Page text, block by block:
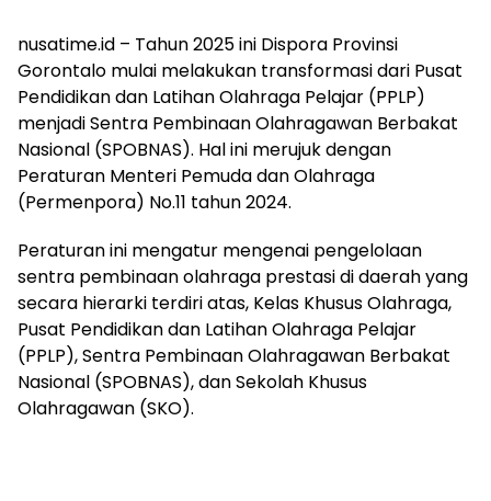
nusatime.id – Tahun 2025 ini Dispora Provinsi
Gorontalo mulai melakukan transformasi dari Pusat
Pendidikan dan Latihan Olahraga Pelajar (PPLP)
menjadi Sentra Pembinaan Olahragawan Berbakat
Nasional (SPOBNAS). Hal ini merujuk dengan
Peraturan Menteri Pemuda dan Olahraga
(Permenpora) No.11 tahun 2024.
Peraturan ini mengatur mengenai pengelolaan
sentra pembinaan olahraga prestasi di daerah yang
secara hierarki terdiri atas, Kelas Khusus Olahraga,
Pusat Pendidikan dan Latihan Olahraga Pelajar
(PPLP), Sentra Pembinaan Olahragawan Berbakat
Nasional (SPOBNAS), dan Sekolah Khusus
Olahragawan (SKO).